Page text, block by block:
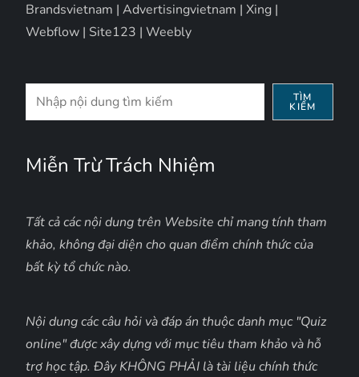
Brandsvietnam |Advertisingvietnam |Xing |
Webflow | Site123 |Weebly
Tìm
kiếm
TÌM
KIẾM
Miễn Trừ Trách Nhiệm
Tất cả các nội dung trên Website chỉ mang tính tham
khảo, không đại diện cho quan điểm chính thức của
bất kỳ tổ chức nào.
Nội dung các câu hỏi và đáp án thuộc danh mục "Quiz
online" được xây dựng với mục tiêu tham khảo và hỗ
trợ học tập. Đây KHÔNG PHẢI là tài liệu chính thức